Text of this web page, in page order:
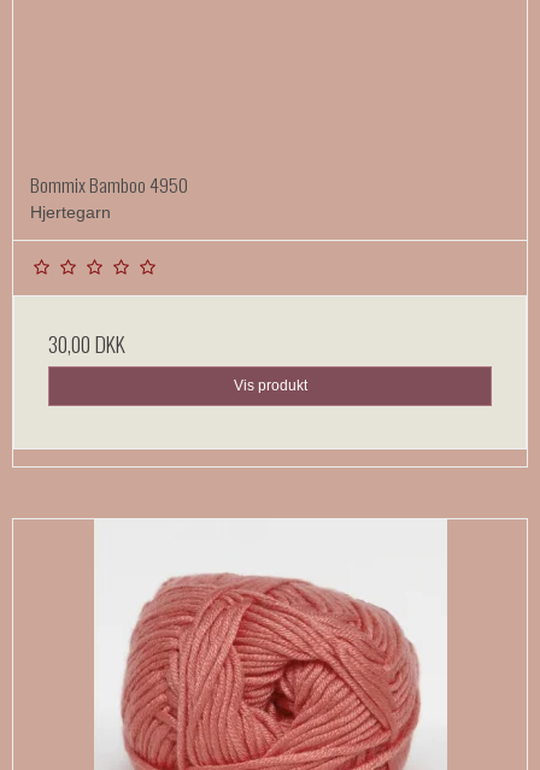
Bommix Bamboo 4950
Hjertegarn
30,00 DKK
Vis produkt